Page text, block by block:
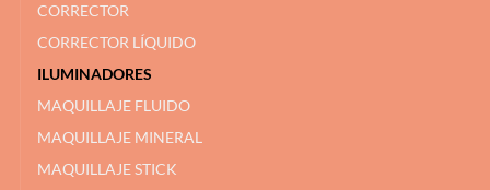
CORRECTOR
CORRECTOR LÍQUIDO
ILUMINADORES
MAQUILLAJE FLUIDO
MAQUILLAJE MINERAL
MAQUILLAJE STICK